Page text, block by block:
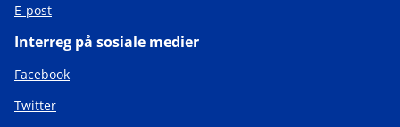
E-post
Interreg på sosiale medier
Facebook
Twitter